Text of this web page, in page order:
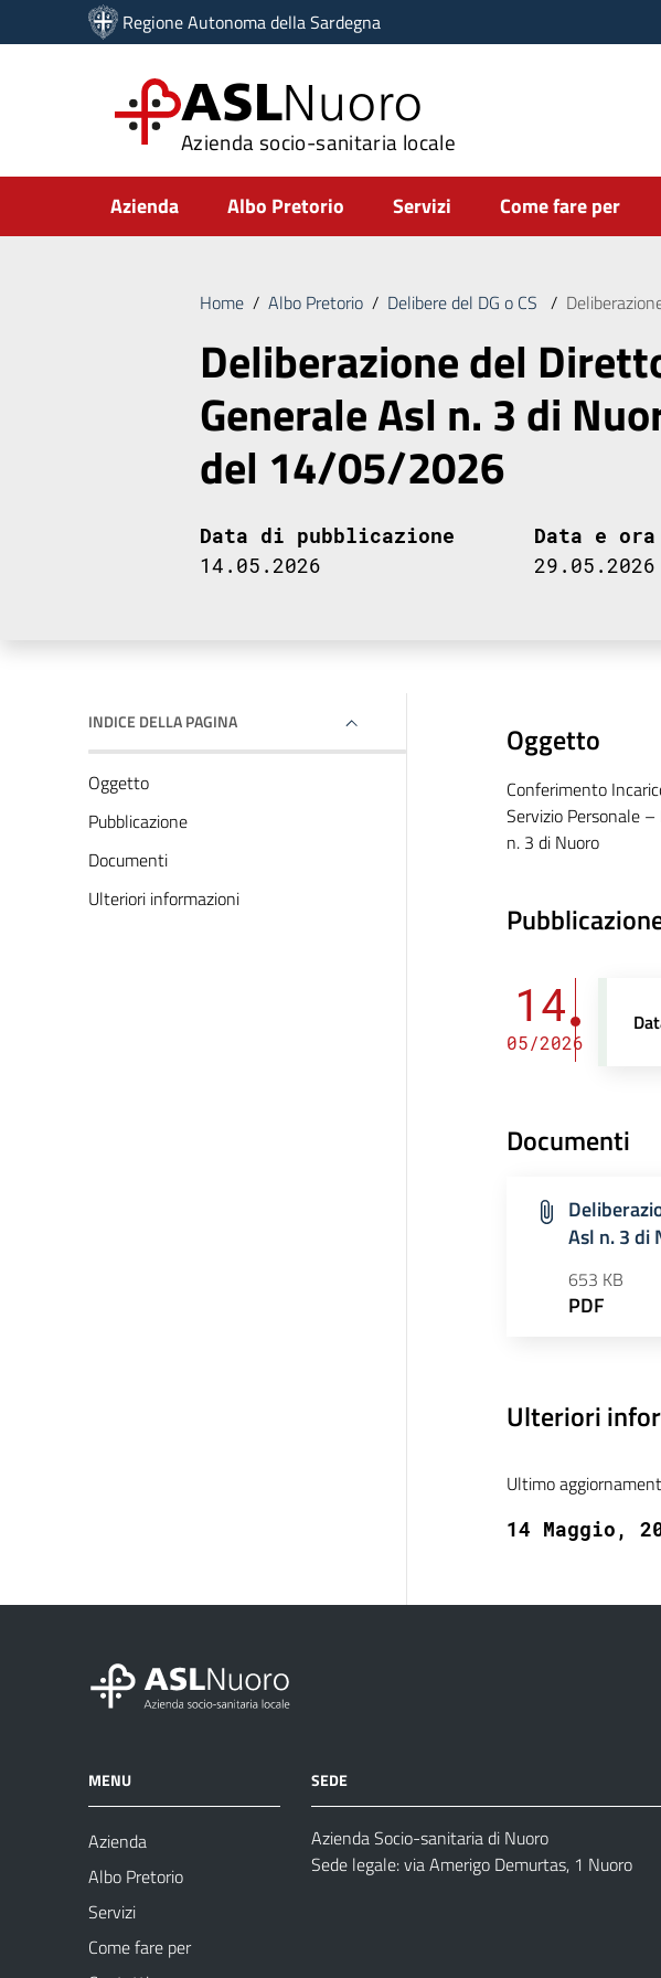
Vai ai contenuti
Vai al menu di navigazione
Regione Autonoma della Sardegna
ASLNuoro
Azienda socio-sanitaria locale
Submenu
Azienda Albo Pretorio Servizi Come fare per
Home / Albo Pretorio / Delibere del DG o CS /
Deliberazione del
Generale Asl n. 3 di
del 14/05/2026
Data di pubblicazione
14.05.2026
Data e
INDICE DELLA PAGINA
Oggetto
Pubblicazione
Documenti
Ulteriori informazioni
Oggetto
Conferimento
Servizio Personale
n. 3 di Nuoro
14
05/2026
Documenti
Asl n. 3 di
653 KB
PDF
Ulteriori
Ultimo
14 Maggio,
MENU
Azienda
Albo Pretorio
Servizi
Come fare per
SEDE
Azienda Socio-sanitaria di Nuoro
Sede legale: via Amerigo Demurtas, 1 Nuoro